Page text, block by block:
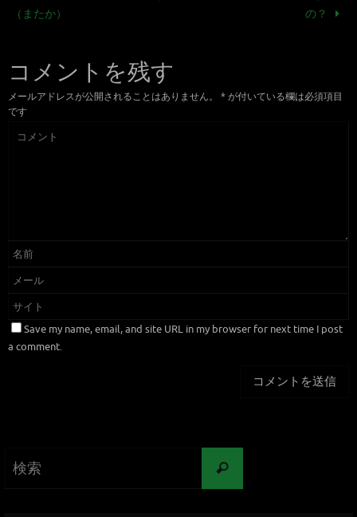
（またか）
の？
コメントを残す
メールアドレスが公開されることはありません。 * が付いている欄は必須項目
です
Save my name, email, and site URL in my browser for next time I post
a comment.